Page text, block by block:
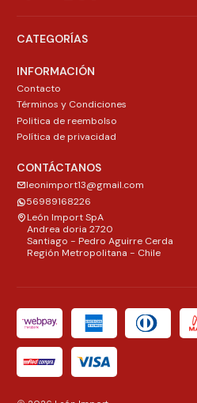
CATEGORÍAS
INFORMACIÓN
Contacto
Términos y Condiciones
Politica de reembolso
Política de privacidad
CONTÁCTANOS
leonimport13@gmail.com
56989168226
León Import SpA
Andrea doria 2720
Santiago - Pedro Aguirre Cerda
Región Metropolitana - Chile